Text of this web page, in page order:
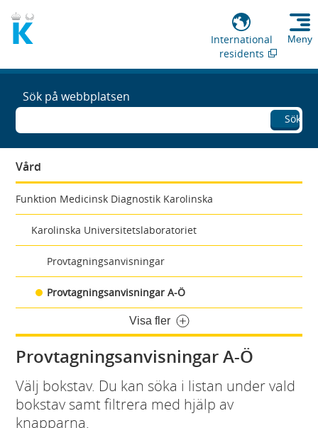
International
residents
Meny
Sök på webbplatsen
Sök
Vård
Funktion Medicinsk Diagnostik Karolinska
Karolinska Universitetslaboratoriet
Provtagningsanvisningar
Provtagningsanvisningar A-Ö
Visa fler
Provtagningsanvisningar A-Ö
Välj bokstav. Du kan söka i listan under vald
bokstav samt filtrera med hjälp av
knapparna.